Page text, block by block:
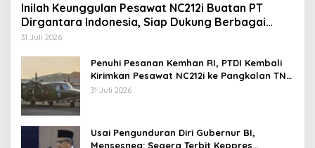
Inilah Keunggulan Pesawat NC212i Buatan PT
Dirgantara Indonesia, Siap Dukung Berbagai
Operasi TNI
31 Juli 2026
Penuhi Pesanan Kemhan RI, PTDI Kembali
Kirimkan Pesawat NC212i ke Pangkalan TNI
AU
31 Juli 2026
Usai Pengunduran Diri Gubernur BI,
Mensesneg: Segera Terbit Keppres